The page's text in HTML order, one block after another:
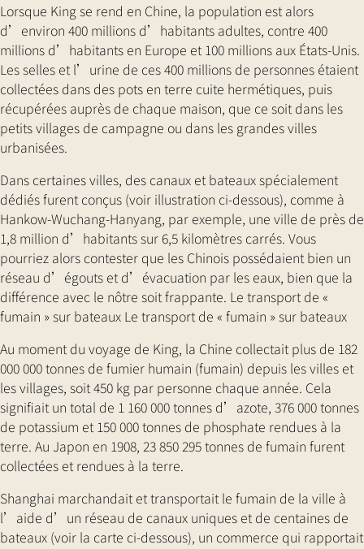
Lorsque King se rend en Chine, la population est alors
d’environ 400 millions d’habitants adultes, contre 400
millions d’habitants en Europe et 100 millions aux États-Unis.
Les selles et l’urine de ces 400 millions de personnes étaient
collectées dans des pots en terre cuite hermétiques, puis
récupérées auprès de chaque maison, que ce soit dans les
petits villages de campagne ou dans les grandes villes
urbanisées.
Dans certaines villes, des canaux et bateaux spécialement
dédiés furent conçus (voir illustration ci-dessous), comme à
Hankow-Wuchang-Hanyang, par exemple, une ville de près de
1,8 million d’habitants sur 6,5 kilomètres carrés. Vous
pourriez alors contester que les Chinois possédaient bien un
réseau d’égouts et d’évacuation par les eaux, bien que la
différence avec le nôtre soit frappante. Le transport de «
fumain » sur bateaux Le transport de « fumain » sur bateaux
Au moment du voyage de King, la Chine collectait plus de 182
000 000 tonnes de fumier humain (fumain) depuis les villes et
les villages, soit 450 kg par personne chaque année. Cela
signifiait un total de 1 160 000 tonnes d’azote, 376 000 tonnes
de potassium et 150 000 tonnes de phosphate rendues à la
terre. Au Japon en 1908, 23 850 295 tonnes de fumain furent
collectées et rendues à la terre.
Shanghai marchandait et transportait le fumain de la ville à
l’aide d’un réseau de canaux uniques et de centaines de
bateaux (voir la carte ci-dessous), un commerce qui rapportait